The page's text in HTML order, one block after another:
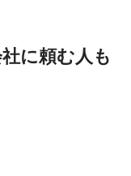
に頼む人も